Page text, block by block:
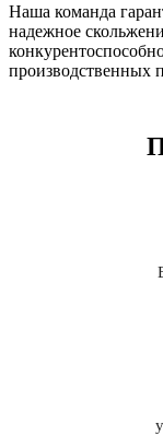
Наша команда
надежное
производственных